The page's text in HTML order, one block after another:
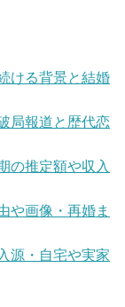
ける背景と結婚
局報道と歴代恋
の推定額や収入
や画像・再婚ま
源・自宅や実家